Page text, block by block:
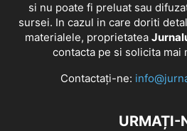
si nu poate fi preluat sau
sursei. In cazul in care doriti
materialele, proprietatea
contacta pe si solicita mai
Contactați-ne:
URMAȚI-